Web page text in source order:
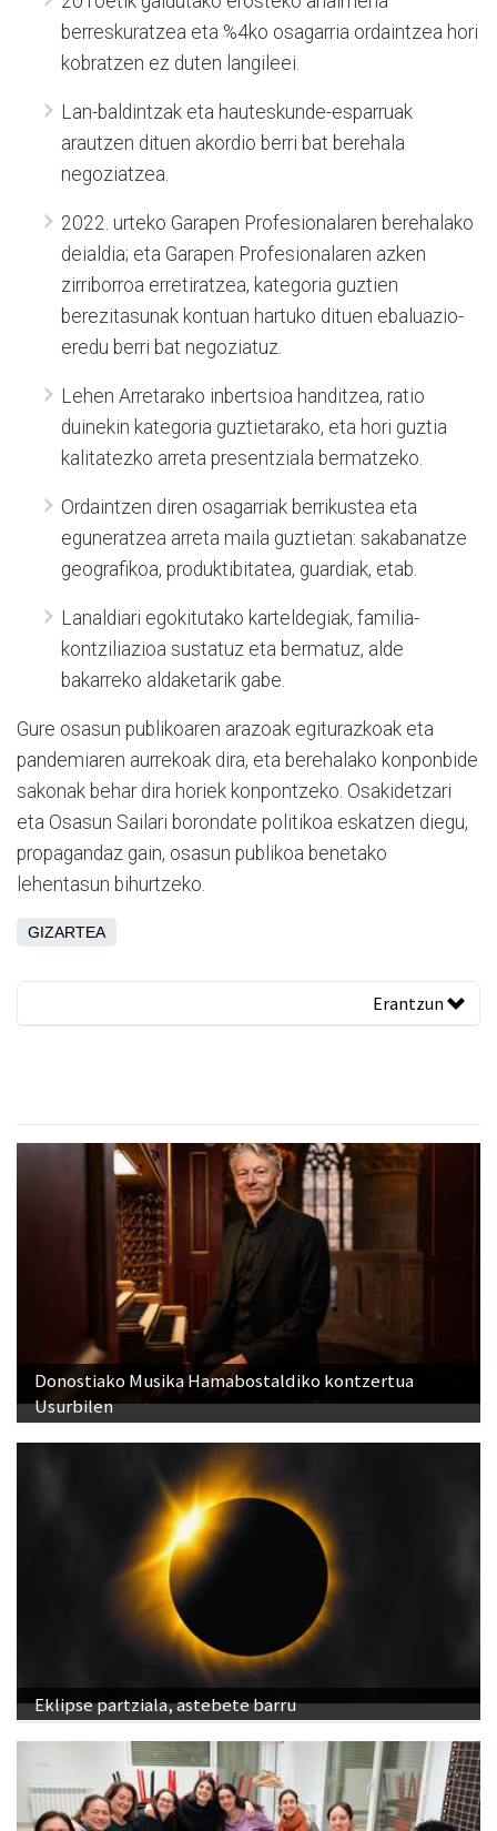
berreskuratzea eta %4ko osagarria ordaintzea hori
kobratzen ez duten langileei.
Lan-baldintzak eta hauteskunde-esparruak
arautzen dituen akordio berri bat berehala
negoziatzea.
2022. urteko Garapen Profesionalaren berehalako
deialdia; eta Garapen Profesionalaren azken
zirriborroa erretiratzea, kategoria guztien
berezitasunak kontuan hartuko dituen ebaluazio-
eredu berri bat negoziatuz.
Lehen Arretarako inbertsioa handitzea, ratio
duinekin kategoria guztietarako, eta hori guztia
kalitatezko arreta presentziala bermatzeko.
Ordaintzen diren osagarriak berrikustea eta
eguneratzea arreta maila guztietan: sakabanatze
geografikoa, produktibitatea, guardiak, etab.
Lanaldiari egokitutako karteldegiak, familia-
kontziliazioa sustatuz eta bermatuz, alde
bakarreko aldaketarik gabe.
Gure osasun publikoaren arazoak egiturazkoak eta
pandemiaren aurrekoak dira, eta berehalako konponbide
sakonak behar dira horiek konpontzeko. Osakidetzari
eta Osasun Sailari borondate politikoa eskatzen diegu,
propagandaz gain, osasun publikoa benetako
lehentasun bihurtzeko.
GIZARTEA
Erantzun
Donostiako Musika Hamabostaldiko kontzertua
Usurbilen
Eklipse partziala, astebete barru